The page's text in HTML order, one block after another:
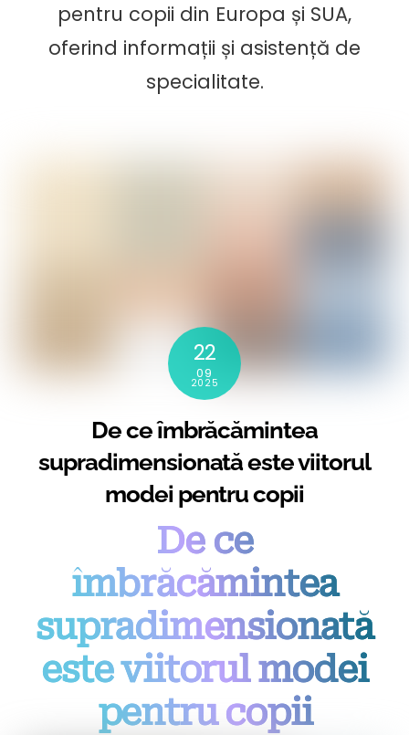
pentru copii din Europa și SUA,
oferind informații și asistență de
specialitate.
22
09
2025
De ce îmbrăcămintea
supradimensionată este viitorul
modei pentru copii
De ce
îmbrăcămintea
supradimensionată
este viitorul modei
pentru copii